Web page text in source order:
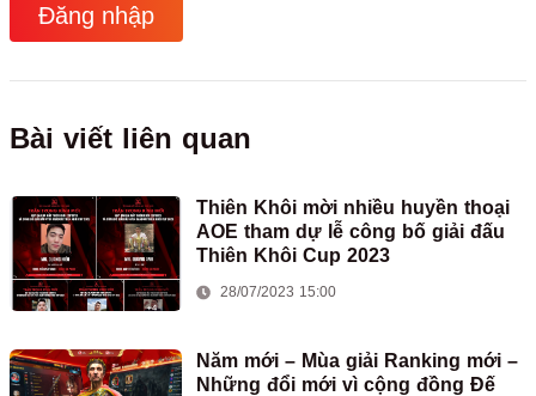
Đăng nhập
Bài viết liên quan
Thiên Khôi mời nhiều huyền thoại
AOE tham dự lễ công bố giải đấu
Thiên Khôi Cup 2023
28/07/2023 15:00
Năm mới – Mùa giải Ranking mới –
Những đổi mới vì cộng đồng Đế